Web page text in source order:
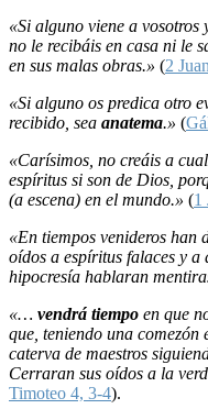
«Si alguno viene a
no le recibáis en casa ni le
en sus malas obras.» (2
«Si alguno os predica otro
recibido, sea anatema.» (
«Carísimos, no creáis a
espíritus si son de Dios,
(a escena) en el mundo.» (1
«En tiempos venideros han
oídos a espíritus falaces y a
hipocresía hablaran
«… vendrá tiempo en que
que, teniendo una
caterva de maestros
Cerraran sus oídos a la
Timoteo 4, 3-4).